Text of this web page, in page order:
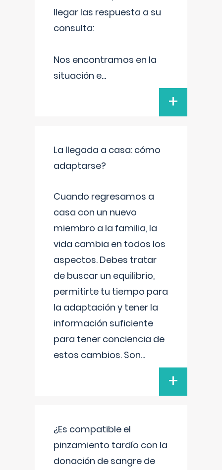
llegar las respuesta a su
consulta:
Nos encontramos en la
situación e...
+
La llegada a casa: cómo
adaptarse?
Cuando regresamos a
casa con un nuevo
miembro a la familia, la
vida cambia en todos los
aspectos. Debes tratar
de buscar un equilibrio,
permitirte tu tiempo para
la adaptación y tener la
información suficiente
para tener conciencia de
estos cambios. Son...
+
¿Es compatible el
pinzamiento tardío con la
donación de sangre de